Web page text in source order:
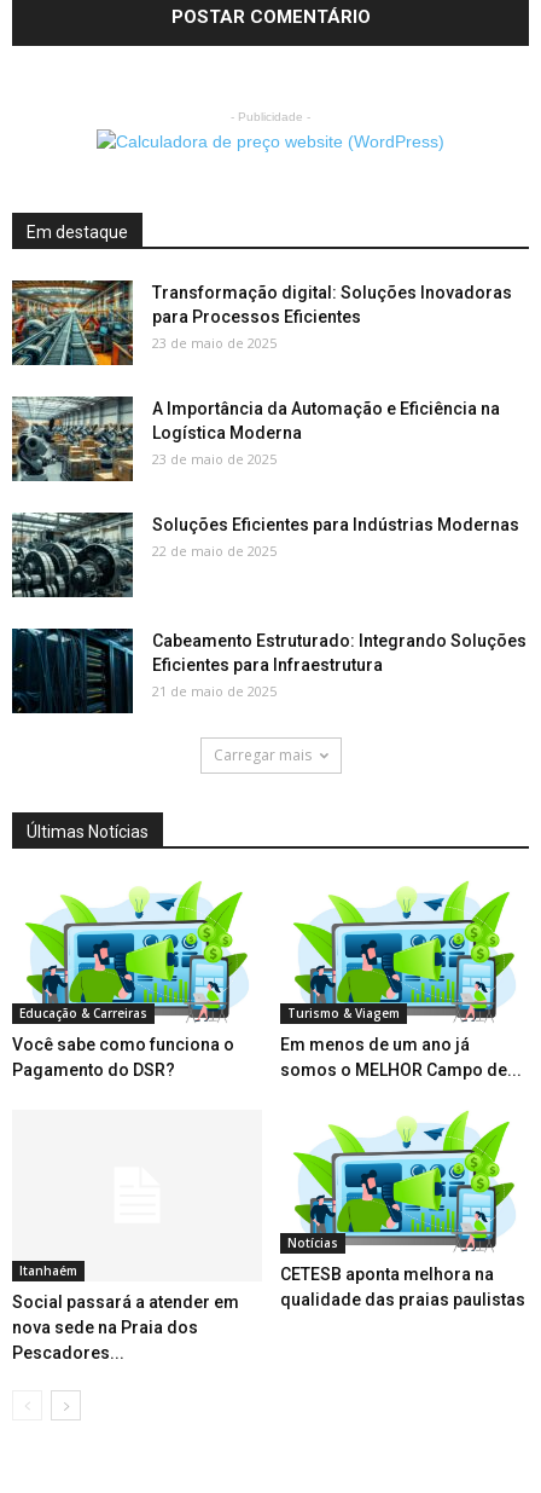
- Publicidade -
Em destaque
Transformação digital: Soluções Inovadoras
para Processos Eficientes
23 de maio de 2025
A Importância da Automação e Eficiência na
Logística Moderna
23 de maio de 2025
Soluções Eficientes para Indústrias Modernas
22 de maio de 2025
Cabeamento Estruturado: Integrando Soluções
Eficientes para Infraestrutura
21 de maio de 2025
Carregar mais
Últimas Notícias
Educação & Carreiras
Você sabe como funciona o
Pagamento do DSR?
Turismo & Viagem
Em menos de um ano já
somos o MELHOR Campo de...
Itanhaém
Social passará a atender em
nova sede na Praia dos
Pescadores...
Notícias
CETESB aponta melhora na
qualidade das praias paulistas